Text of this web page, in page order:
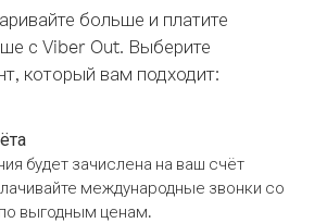
больше и платите
с Viber Out. Выберите
который вам подходит:
будет зачислена на ваш счёт
международные звонки со
выгодным ценам.